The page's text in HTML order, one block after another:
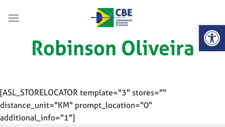
Abrir
Robinson Oliveira
[ASL_STORELOCATOR template="3" stores=""
distance_unit="KM" prompt_location="0"
additional_info="1"]